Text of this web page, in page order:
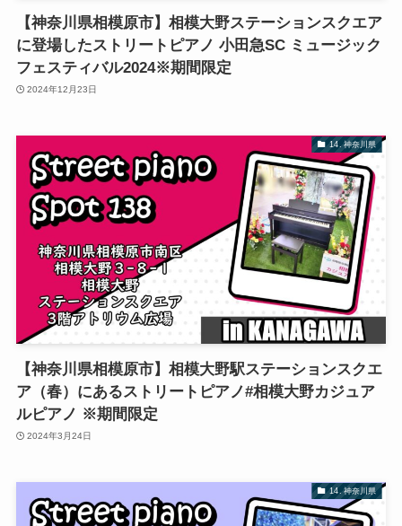
【神奈川県相模原市】相模大野ステーションスクエア
に登場したストリートピアノ 小田急SC ミュージック
フェスティバル2024※期間限定
2024年12月23日
14. 神奈川県
【神奈川県相模原市】相模大野駅ステーションスクエ
ア（春）にあるストリートピアノ#相模大野カジュア
ルピアノ ※期間限定
2024年3月24日
14. 神奈川県